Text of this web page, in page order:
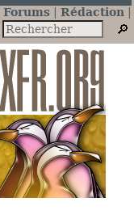
Forums
Rédaction